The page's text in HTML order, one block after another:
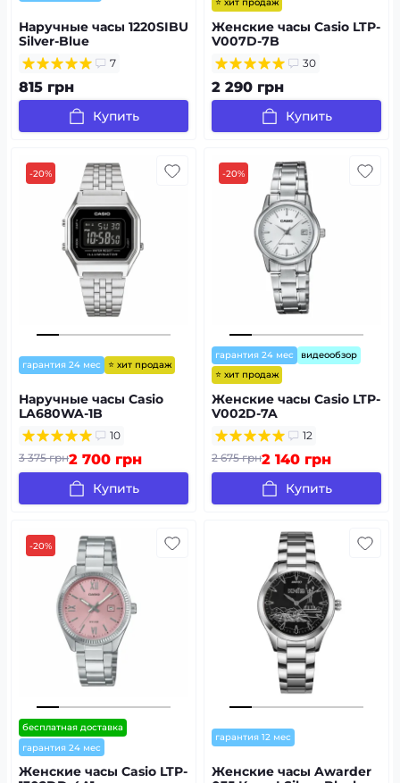
Наручные часы 1220SIBU
Silver-Blue
7
815 грн
Купить
⭐ хит продаж
Женские часы Casio LTP-
V007D-7B
30
2 290 грн
Купить
-20%
гарантия 24 мес ⭐ хит продаж
Наручные часы Casio
LA680WA-1B
10
3 375 грн2 700 грн
Купить
-20%
гарантия 24 мес
видеообзор
⭐ хит продаж
Женские часы Casio LTP-
V002D-7A
12
2 675 грн2 140 грн
Купить
-20%
бесплатная доставка
гарантия 24 мес
Женские часы Casio LTP-
гарантия 12 мес
Женские часы Awarder